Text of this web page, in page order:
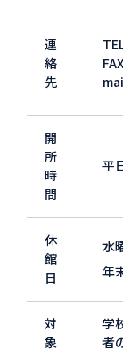
連
絡
先
開
所
時
間
平
休
館
日
水
年
対
象
学
者